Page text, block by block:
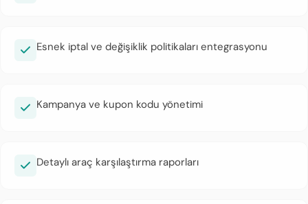
Esnek iptal ve değişiklik politikaları entegrasyonu
Kampanya ve kupon kodu yönetimi
Detaylı araç karşılaştırma raporları